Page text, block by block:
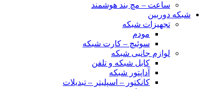
ساعت – مچ بند هوشمند
شبکه دوربین
تجهیزات شبکه
مودم
سوئیچ – کارت شبکه
لوازم جانبی شبکه
کابل شبکه و تلفن
آداپتور شبکه
کانکتور – اسپلیتر – تبدیلات